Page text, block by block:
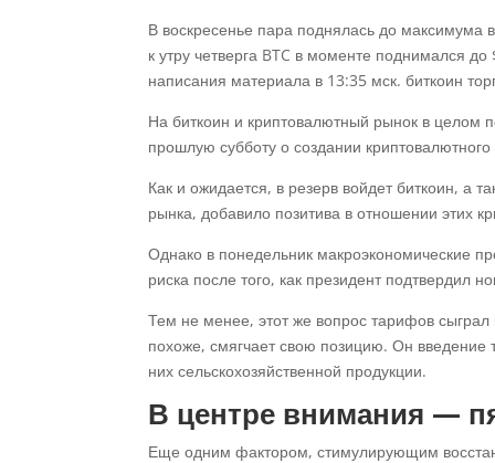
В воскресенье пара поднялась до
к утру четверга BTC в моменте поднимался
написания материала в 13:35 мск. биткоин
На биткоин и криптовалютный рынок в целом
прошлую субботу о создании
Как и ожидается, в резерв войдет биткоин, а
рынка, добавило позитива в отношении этих
Однако в понедельник макроэкономические
риска после того, как президент подтвердил
Тем не менее, этот же вопрос тарифов
похоже, смягчает свою позицию. Он введение
них сельскохозяйственной продукции.
В центре внимания —
Еще одним фактором, стимулирующим